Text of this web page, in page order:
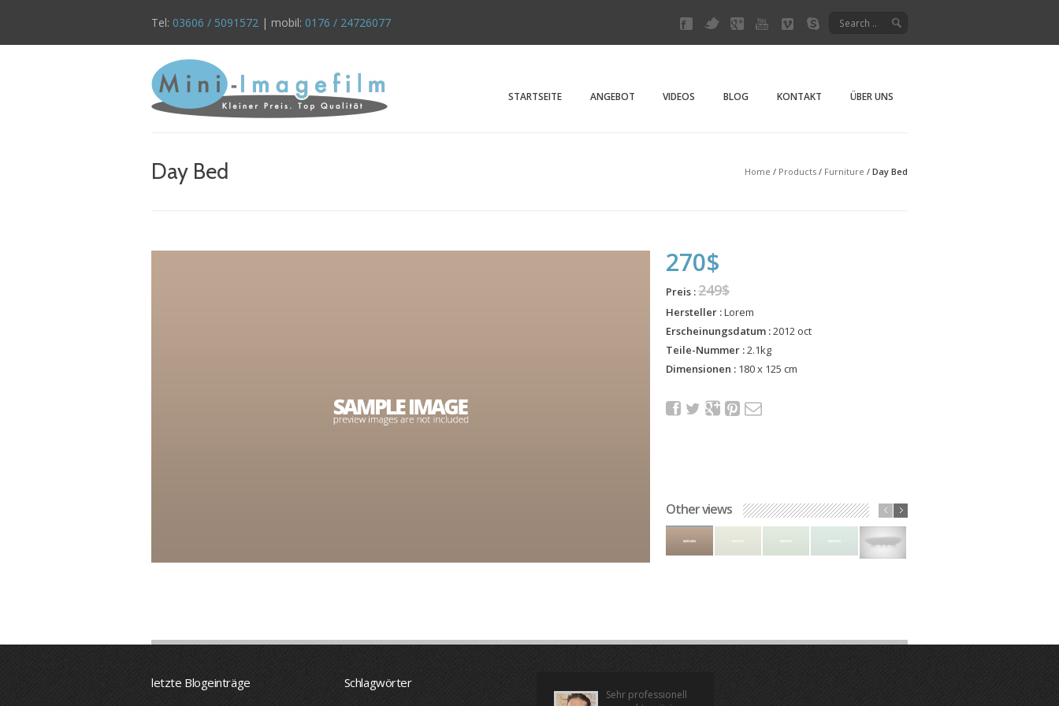
Tel: 03606 / 5091572 | mobil: 0176 / 24726077
STARTSEITE ANGEBOT VIDEOS BLOG KONTAKT ÜBER UNS
Day Bed Home / Products / Furniture / Day Bed
270$
Preis :249$
Hersteller :Lorem
Erscheinungsdatum :2012 oct
Teile-Nummer :2.1kg
Dimensionen : 180 x 125 cm
Other views
letzte Blogeinträge Schlagwörter
Sehr professionell